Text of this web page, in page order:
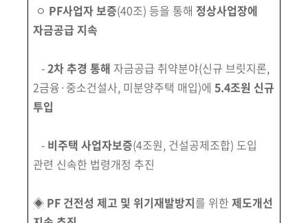
ㅇ PF사업자 보증(40조) 등을 통해 정상사업장에
자금공급 지속
-2차 추경 통해 자금공급 취약분야(신규 브릿지론,
2금융·중소건설사, 미분양주택 매입)에 5.4조원 신규
투입
- 비주택 사업자보증(4조원, 건설공제조합) 도입
관련 신속한 법령개정 추진
◈ PF 건전성 제고 및 위기재발방지를 위한 제도개선